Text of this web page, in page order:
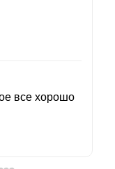
все хорошо